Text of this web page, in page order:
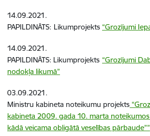
14.09.2021.
PAPILDINĀTS: Likumprojekts “Grozījumi
14.09.2021.
PAPILDINĀTS: Likumprojekts “Grozījumi
nodokļa likumā”
03.09.2021.
Ministru kabineta noteikumu projekts
kabineta 2009. gada 10. marta noteikumos
kādā veicama obligātā veselības pārbaude””